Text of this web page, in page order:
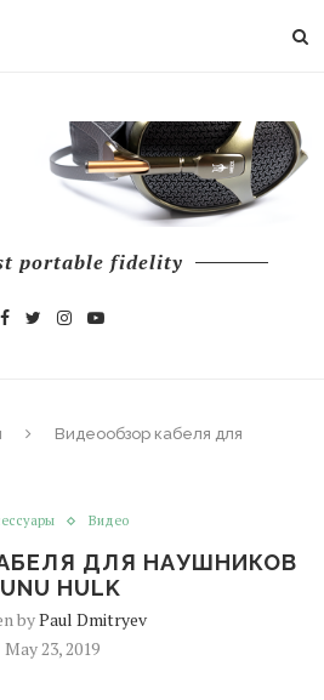
portable fidelity
Видеообзор кабеля для
Видео
ДЛЯ НАУШНИКОВ
HULK
byPaul Dmitryev
May 23, 2019